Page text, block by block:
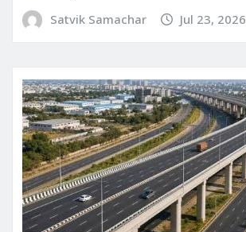
Satvik Samachar Jul 23, 2026